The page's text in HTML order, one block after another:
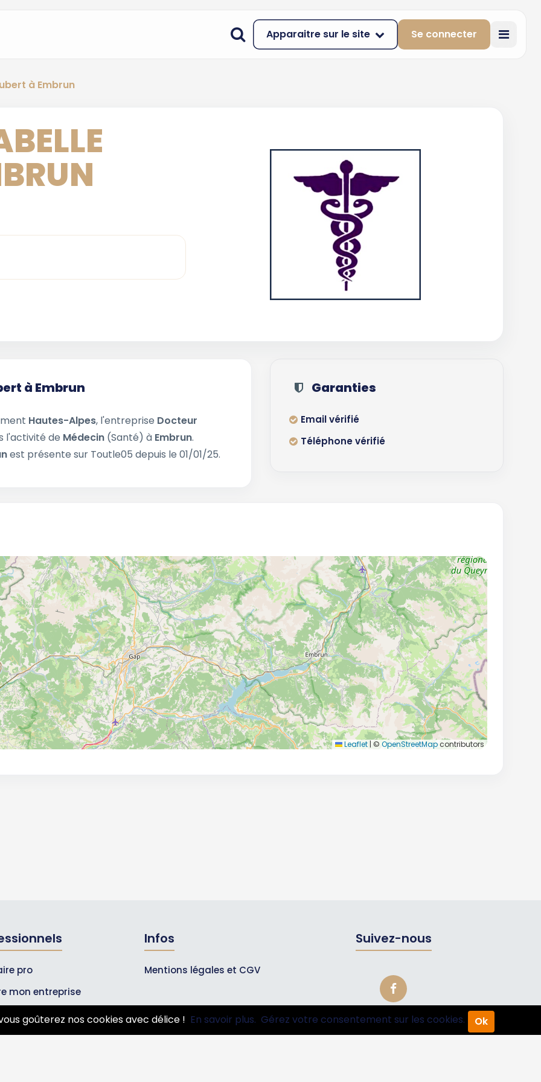
Apparaitre sur le site Se connecter
à Embrun
à Embrun
Hautes-Alpes, l'entreprise Docteur
l'activité de Médecin (Santé) à Embrun.
est présente sur Toutle05 depuis le 01/01/25.
Garanties
Email vérifié
Téléphone vérifié
Leaflet | © OpenStreetMapcontributors
pro
mon entreprise
Pros
Infos
Mentions légales et CGV
Suivez-nous
goûterez nos cookies avec délice ! En savoir plus. Gérez votre consentement sur les cookies. Ok